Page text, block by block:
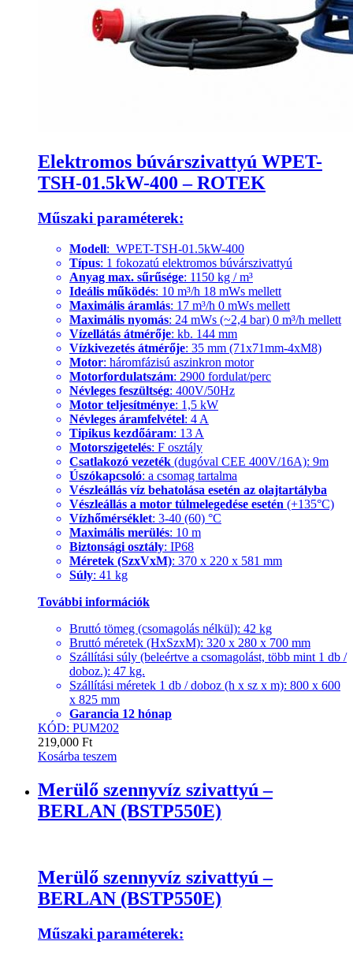
Elektromos búvárszivattyú WPET-
TSH-01.5kW-400 – ROTEK
Műszaki paraméterek:
Modell: WPET-TSH-01.5kW-400
Típus: 1 fokozatú elektromos búvárszivattyú
Anyag max. sűrűsége: 1150 kg / m³
Ideális működés: 10 m³/h 18 mWs mellett
Maximális áramlás: 17 m³/h 0 mWs mellett
Maximális nyomás: 24 mWs (~2,4 bar) 0 m³/h mellett
Vízellátás átmérője: kb. 144 mm
Vízkivezetés átmérője: 35 mm (71x71mm-4xM8)
Motor: háromfázisú aszinkron motor
Motorfordulatszám: 2900 fordulat/perc
Névleges feszültség: 400V/50Hz
Motor teljesítménye: 1,5 kW
Névleges áramfelvétel: 4 A
Tipikus kezdőáram: 13 A
Motorszigetelés: F osztály
Csatlakozó vezeték (dugóval CEE 400V/16A): 9m
Úszókapcsoló: a csomag tartalma
Vészleállás víz behatolása esetén az olajtartályba
Vészleállás a motor túlmelegedése esetén (+135°C)
Vízhőmérséklet: 3-40 (60) °C
Maximális merülés: 10 m
Biztonsági osztály: IP68
Méretek (SzxVxM): 370 x 220 x 581 mm
Súly: 41 kg
További információk
Bruttó tömeg (csomagolás nélkül): 42 kg
Bruttó méretek (HxSzxM): 320 x 280 x 700 mm
Szállítási súly (beleértve a csomagolást, több mint 1 db /
doboz.): 47 kg.
Szállítási méretek 1 db / doboz (h x sz x m): 800 x 600
x 825 mm
Garancia 12 hónap
KÓD: PUM202
219,000 Ft
Kosárba teszem
Merülő szennyvíz szivattyú –
BERLAN (BSTP550E)
Merülő szennyvíz szivattyú –
BERLAN (BSTP550E)
Műszaki paraméterek: